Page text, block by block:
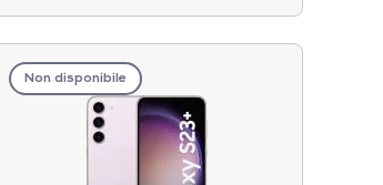
Non disponibile